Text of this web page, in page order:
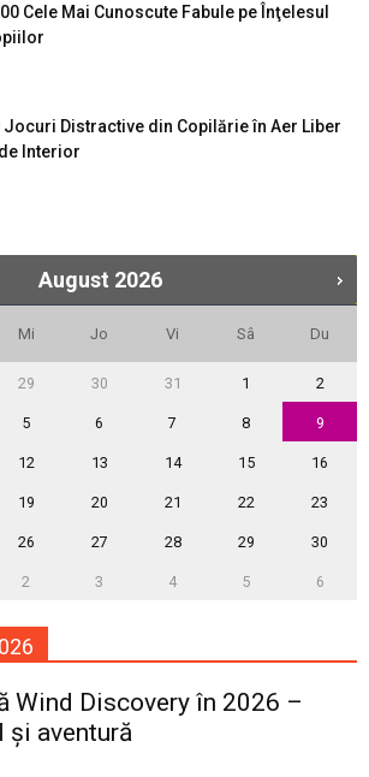
Cele Mai Cunoscute Fabule pe Înţelesul
Jocuri Distractive din Copilărie în Aer Liber
Interior
August 2026
Mi Jo Vi Sâ Du
29 30 31 1 2
5 6 7 8 9
12 13 14 15 16
19 20 21 22 23
26 27 28 29 30
2 3 4 5 6
Wind Discovery în 2026 –
și aventură